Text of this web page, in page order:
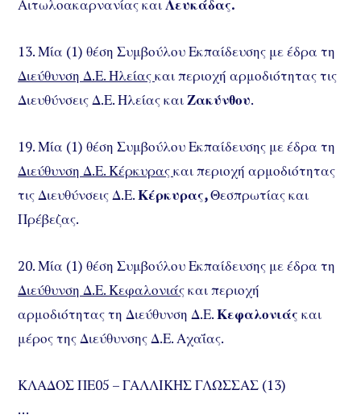
Αιτωλοακαρνανίας και Λευκάδας.
13. Μία (1) θέση Συμβούλου Εκπαίδευσης με έδρα τη
Διεύθυνση Δ.Ε. Ηλείαςκαι περιοχή αρμοδιότητας τις
Διευθύνσεις Δ.Ε. Ηλείας καιΖακύνθου.
19. Μία (1) θέση Συμβούλου Εκπαίδευσης με έδρα τη
Διεύθυνση Δ.Ε. Κέρκυραςκαι περιοχή αρμοδιότητας
τις Διευθύνσεις Δ.Ε.Κέρκυρας,Θεσπρωτίας και
Πρέβεζας.
20. Μία (1) θέση Συμβούλου Εκπαίδευσης με έδρα τη
Διεύθυνση Δ.Ε. Κεφαλονιάςκαι περιοχή
αρμοδιότητας τη Διεύθυνση Δ.Ε.Κεφαλονιάς και
μέρος της Διεύθυνσης Δ.Ε. Αχαΐας.
ΚΛΑΔΟΣ ΠΕ05 – ΓΑΛΛΙΚΗΣ ΓΛΩΣΣΑΣ (13)
…